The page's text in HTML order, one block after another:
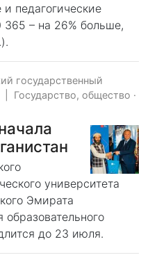
педагогические
365 – на 26% больше,
государственный
Государство, общество ·
университета
Эмирата
до 23 июля.